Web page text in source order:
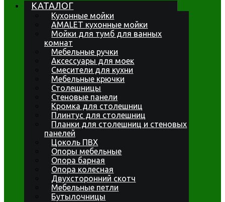
КАТАЛОГ
Кухонные мойки
AMALET кухонные мойки
Мойки для тумб для ванных
комнат
Мебельные ручки
Аксессуары для моек
Смесители для кухни
Мебельные крючки
Столешницы
Стеновые панели
Кромка для столешниц
Плинтус для столешниц
Планки для столешниц и стеновых
панелей
Цоколь ПВХ
Опоры мебельные
Опора барная
Опора колесная
Двухсторонний скотч
Мебельные петли
Бутылочницы